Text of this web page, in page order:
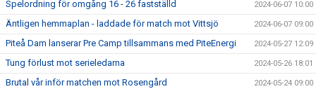
Spelordning för omgång 16 - 26 fastställd 2024-06-07 10:00
Äntligen hemmaplan - laddade för match mot Vittsjö 2024-06-07 09:00
Piteå Dam lanserar Pre Camp tillsammans med PiteEnergi 2024-05-27 12:09
Tung förlust mot serieledarna 2024-05-26 18:01
Brutal vår inför matchen mot Rosengård 2024-05-24 09:00